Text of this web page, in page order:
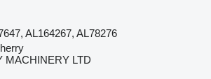
AL164267, AL78276
MACHINERY LTD